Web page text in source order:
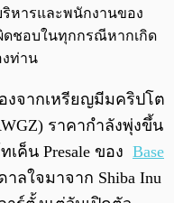
ริหารและพนักงานของ
ชอบในทุกกรณีหากเกิด
งท่าน
งจากเหรียญมีมคริปโต
ราคากำลังพุ่งขึ้น
ค็น Presale ของ Base
ลใจมาจาก Shiba Inu